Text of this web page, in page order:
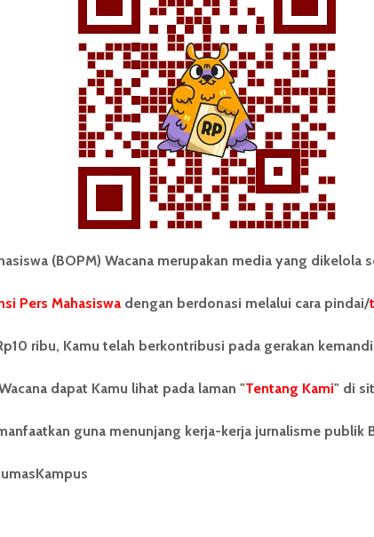
Otonom Pers Mahasiswa (BOPM)
di luar kampus dan dikelola
Sumatera Utara (USU).
Unit Kegiatan Mahasiswa
Universitas Sumatera Utara
berdiri pada 1 Juli 1995.
Kontribusi
Info Iklan
Pedoman Media Siber
(BOPM) Wacana merupakan media yang dikelola
Pers Mahasiswadengan berdonasi melalui cara pindai/
ribu, Kamu telah berkontribusi pada gerakan
dapat Kamu lihat pada laman "Tentang Kami" di
guna menunjang kerja-kerja jurnalisme publik